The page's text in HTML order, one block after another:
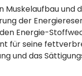
Muskelaufbau und
der
Energie-
für seine
und das